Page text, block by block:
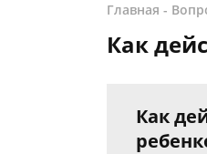
Главная -
Как
Как